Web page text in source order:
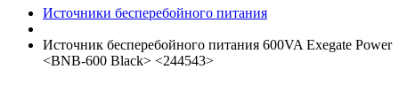
Источники бесперебойного питания
Источник бесперебойного питания 600VA Exegate Power
<BNB-600 Black> <244543>